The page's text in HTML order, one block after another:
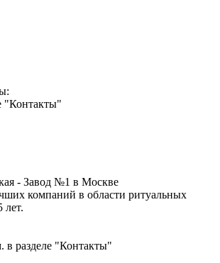
"Контакты"
- Завод №1 в Москве
компаний в области ритуальных
лет.
разделе "Контакты"